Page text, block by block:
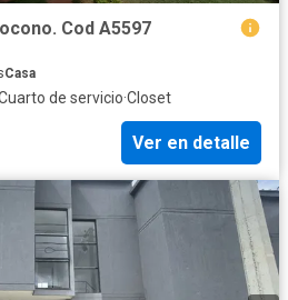
Cod A5597
Casa
de servicio·Closet
Ver en detalle